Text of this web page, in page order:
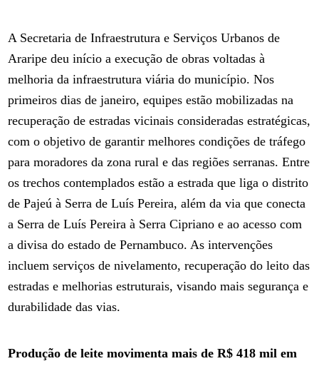
A Secretaria de Infraestrutura e Serviços Urbanos de
Araripe deu início a execução de obras voltadas à
melhoria da infraestrutura viária do município. Nos
primeiros dias de janeiro, equipes estão mobilizadas na
recuperação de estradas vicinais consideradas estratégicas,
com o objetivo de garantir melhores condições de tráfego
para moradores da zona rural e das regiões serranas. Entre
os trechos contemplados estão a estrada que liga o distrito
de Pajeú à Serra de Luís Pereira, além da via que conecta
a Serra de Luís Pereira à Serra Cipriano e ao acesso com
a divisa do estado de Pernambuco. As intervenções
incluem serviços de nivelamento, recuperação do leito das
estradas e melhorias estruturais, visando mais segurança e
durabilidade das vias.
Produção de leite movimenta mais de R$ 418 mil em